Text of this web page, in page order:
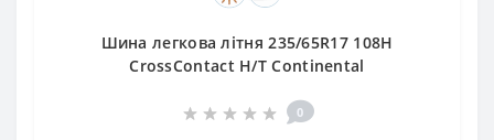
Шина легкова літня 235/65R17 108H
CrossContact H/T Continental
0